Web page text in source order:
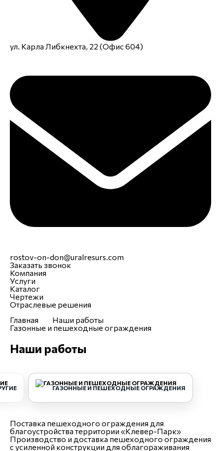
ул. Карла Либкнехта, 22 (Офис 604)
rostov-on-don@uralresurs.com
Заказать звонок
Компания
Услуги
Каталог
Чертежи
Отраслевые решения
Главная
Наши работы
Газонные и пешеходные ограждения
Наши работы
ГАЗОННЫЕ И ПЕШЕХОДНЫЕ ОГРАЖДЕНИЯ
Поставка пешеходного ограждения для
благоустройства территории «Клевер-Парк»
Производство и доставка пешеходного ограждения
с усиленной конструкции для облагораживания